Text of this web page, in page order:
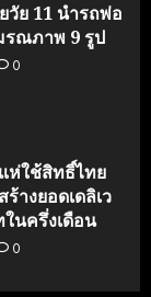
วัย 11 นำรถพ่อ
รณภาพ 9 รูป
0
ห่ใช้สิทธิ์ไทย
างยอดเดลิเว
นครึ่งเดือน
0